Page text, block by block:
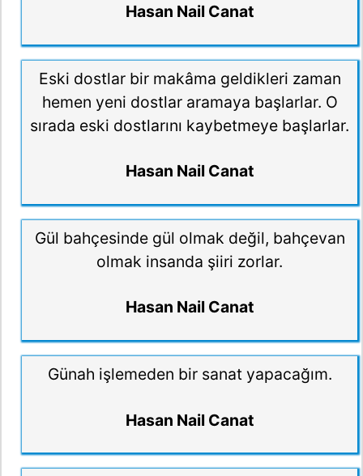
Hasan Nail Canat
Eski dostlar bir makâma geldikleri zaman
hemen yeni dostlar aramaya başlarlar. O
sırada eski dostlarını kaybetmeye başlarlar.
Hasan Nail Canat
Gül bahçesinde gül olmak değil, bahçevan
olmak insanda şiiri zorlar.
Hasan Nail Canat
Günah işlemeden bir sanat yapacağım.
Hasan Nail Canat